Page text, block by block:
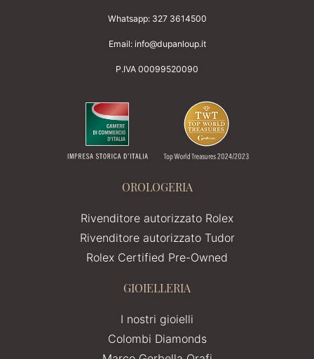
Whatsapp: 327 3614500
Email: info@dupanloup.it
P.IVA 00099520090
OROLOGERIA
Rivenditore autorizzato Rolex
Rivenditore autorizzato Tudor
Rolex Certified Pre-Owned
GIOIELLERIA
I nostri gioielli
Colombi Diamonds